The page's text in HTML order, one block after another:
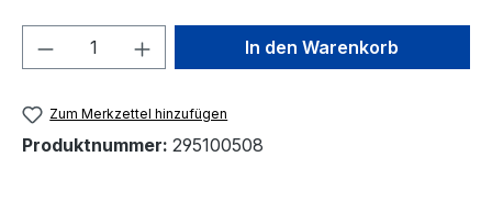
Produkt Anzahl: Gib denIn den Warenkorb
Zum Merkzettel hinzufügen
Produktnummer: 295100508